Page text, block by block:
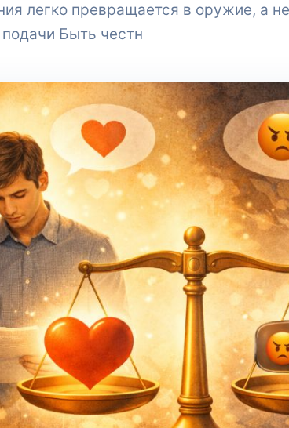
легко превращается в оружие, а
Быть честн